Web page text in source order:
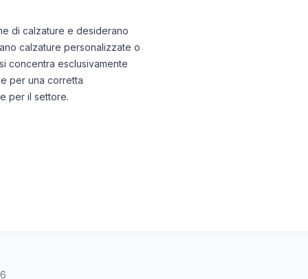
di calzature e desiderano
calzature personalizzate o
concentra esclusivamente
per una corretta
per il settore.